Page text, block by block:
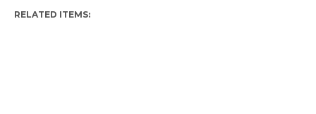
RELATED ITEMS: